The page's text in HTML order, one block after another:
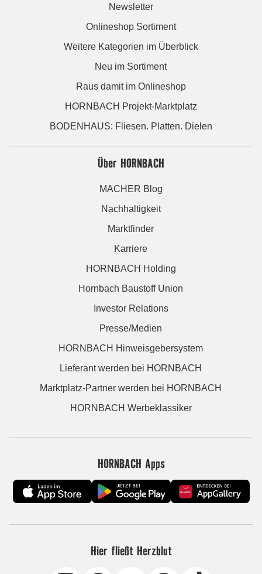
Newsletter
Onlineshop Sortiment
Weitere Kategorien im Überblick
Neu im Sortiment
Raus damit im Onlineshop
HORNBACH Projekt-Marktplatz
BODENHAUS: Fliesen. Platten. Dielen
Über HORNBACH
MACHER Blog
Nachhaltigkeit
Marktfinder
Karriere
HORNBACH Holding
Hornbach Baustoff Union
Investor Relations
Presse/Medien
HORNBACH Hinweisgebersystem
Lieferant werden bei HORNBACH
Marktplatz-Partner werden bei HORNBACH
HORNBACH Werbeklassiker
HORNBACH Apps
Hier fließt Herzblut